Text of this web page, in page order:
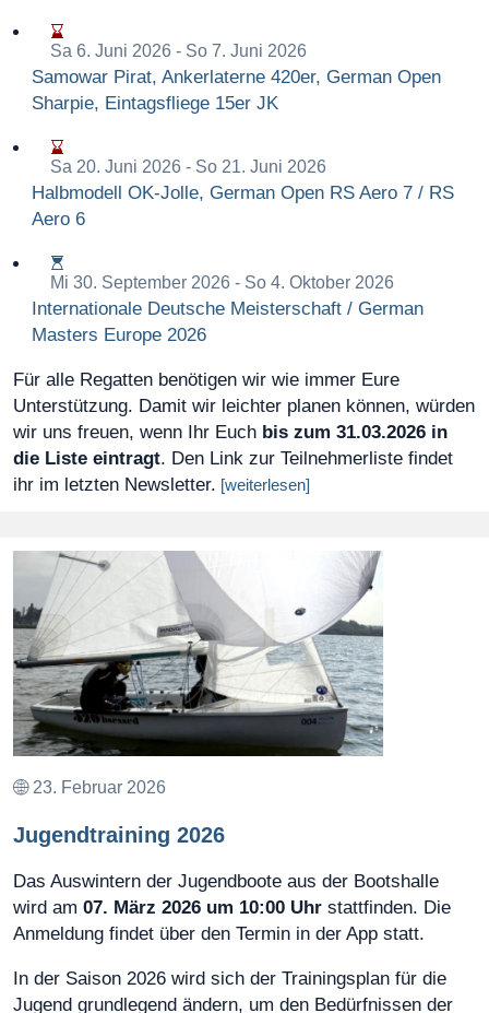
Sa 6. Juni 2026 - So 7. Juni 2026
Samowar Pirat, Ankerlaterne 420er, German Open
Sharpie, Eintagsfliege 15er JK
Sa 20. Juni 2026 - So 21. Juni 2026
Halbmodell OK-Jolle, German Open RS Aero 7 / RS
Aero 6
Mi 30. September 2026 - So 4. Oktober 2026
Internationale Deutsche Meisterschaft / German
Masters Europe 2026
Für alle Regatten benötigen wir wie immer Eure
Unterstützung. Damit wir leichter planen können, würden
wir uns freuen, wenn Ihr Euch bis zum 31.03.2026 in
die Liste eintragt. Den Link zur Teilnehmerliste findet
ihr im letzten Newsletter. [weiterlesen]
23. Februar 2026
Jugendtraining 2026
Das Auswintern der Jugendboote aus der Bootshalle
wird am 07. März 2026 um 10:00 Uhr stattfinden. Die
Anmeldung findet über den Termin in der App statt.
In der Saison 2026 wird sich der Trainingsplan für die
Jugend grundlegend ändern, um den Bedürfnissen der